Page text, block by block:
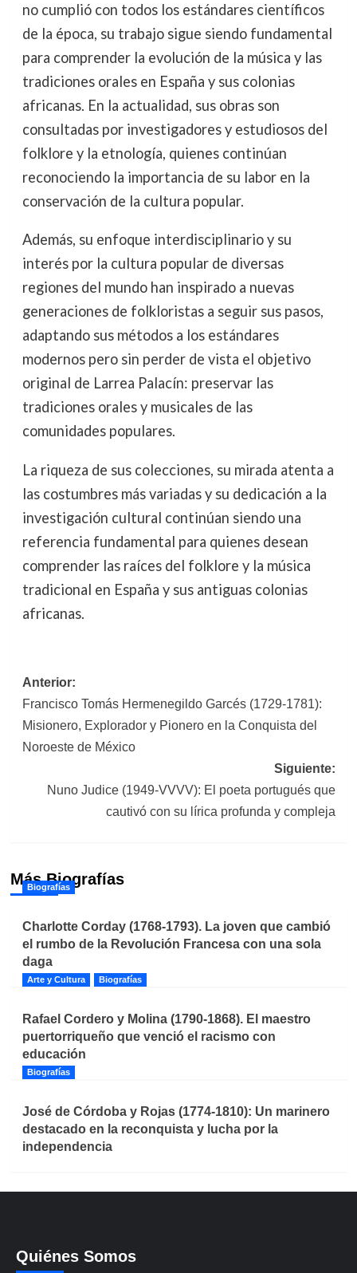
no cumplió con todos los estándares científicos
de la época, su trabajo sigue siendo fundamental
para comprender la evolución de la música y las
tradiciones orales en España y sus colonias
africanas. En la actualidad, sus obras son
consultadas por investigadores y estudiosos del
folklore y la etnología, quienes continúan
reconociendo la importancia de su labor en la
conservación de la cultura popular.
Además, su enfoque interdisciplinario y su
interés por la cultura popular de diversas
regiones del mundo han inspirado a nuevas
generaciones de folkloristas a seguir sus pasos,
adaptando sus métodos a los estándares
modernos pero sin perder de vista el objetivo
original de Larrea Palacín: preservar las
tradiciones orales y musicales de las
comunidades populares.
La riqueza de sus colecciones, su mirada atenta a
las costumbres más variadas y su dedicación a la
investigación cultural continúan siendo una
referencia fundamental para quienes desean
comprender las raíces del folklore y la música
tradicional en España y sus antiguas colonias
africanas.
Navegación
de
entradas
Anterior:
Francisco Tomás Hermenegildo Garcés (1729-1781):
Misionero, Explorador y Pionero en la Conquista del
Noroeste de México
Siguiente:
Nuno Judice (1949-VVVV): El poeta portugués que
cautivó con su lírica profunda y compleja
Más Biografías
Biografías
Charlotte Corday (1768-1793). La joven que cambió
el rumbo de la Revolución Francesa con una sola
daga
Arte y Cultura Biografías
Rafael Cordero y Molina (1790-1868). El maestro
puertorriqueño que venció el racismo con
educación
Biografías
José de Córdoba y Rojas (1774-1810): Un marinero
destacado en la reconquista y lucha por la
independencia
Quiénes Somos